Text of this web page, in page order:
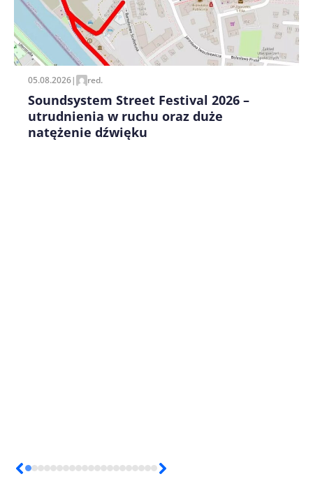
Zapamiętaj moje dane w tej przeglądarce podczas
pisania kolejnych komentarzy.
05.08.2026| red.
Soundsystem Street Festival 2026 –
utrudnienia w ruchu oraz duże
natężenie dźwięku